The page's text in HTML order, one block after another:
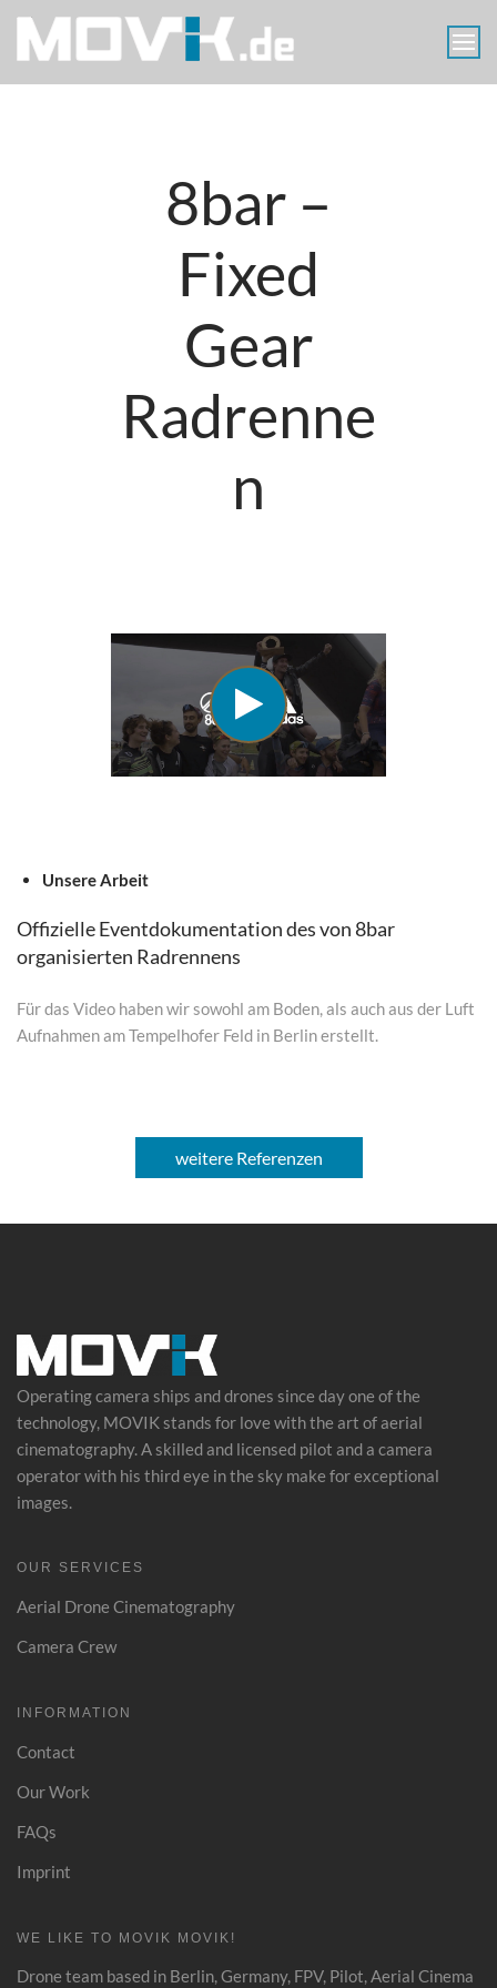
Skip
content
MOVIK
8bar –
Fixed
Gear
Radrenne
n
Unsere Arbeit
Offizielle Eventdokumentation des von 8bar
organisierten Radrennens
Für das Video haben wir sowohl am Boden, als auch aus der Luft
Aufnahmen am Tempelhofer Feld in Berlin erstellt.
weitere Referenzen
Operating camera ships and drones since day one of the
technology, MOVIK stands for love with the art ofaerial
cinematography. A skilled and licensed pilot and a camera
operator with his third eye in the sky make for exceptional
images.
OUR SERVICES
Aerial Drone Cinematography
Camera Crew
INFORMATION
Contact
Our Work
FAQs
Imprint
WE LIKE TO MOVIK MOVIK!
Drone team based in Berlin, Germany, FPV, Pilot, Aerial Cinema